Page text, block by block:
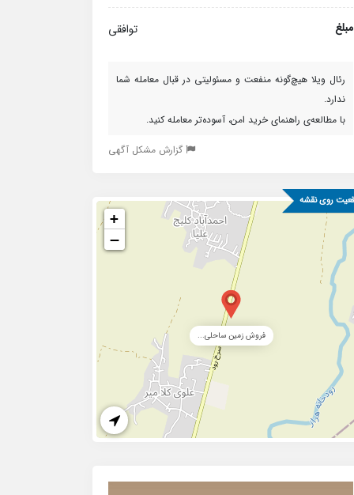
مبلغ توافقی
رئال ویلا هیچ‌گونه منفعت و مسئولیتی در قبال معامله شما
ندارد.
با مطالعه‌ی راهنمای خرید امن، آسوده‌تر معامله کنید.
گزارش مشکل آگهی
روی نقشه
فروش زمین ساحلی...
+
−